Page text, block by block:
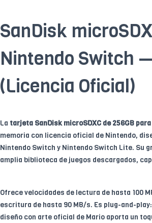
SanDisk
Nintendo Switch
(Licencia Oficial)
La tarjeta SanDisk microSDXC de 256GB
memoria con licencia oficial de Nintendo,
Nintendo Switch y Nintendo Switch Lite. Su
amplia biblioteca de juegos descargados,
Ofrece velocidades de lectura de hasta 100
escritura de hasta 90 MB/s. Es plug-and-
diseño con arte oficial de Mario aporta un